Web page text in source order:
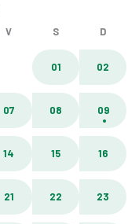
V S D
01 02
07 08 09
14 15 16
21 22 23